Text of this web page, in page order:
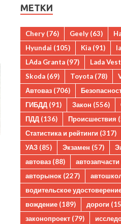
МЕТКИ
Chery (76) Geely (63)
Hyundai (105) Kia (91)
LAda Granta (97) Lada
Skoda (69) Toyota (78)
Автоваз (706)
ГИБДД (91) Закон (556)
ПДД (136) Происшествия
Статистика и рейтинги (317)
УАЗ (85) Экзамен (57)
автоваз (88) автозапчасти
авторынок (227)
водительское
вождение (189) дороги
законопроект (79)